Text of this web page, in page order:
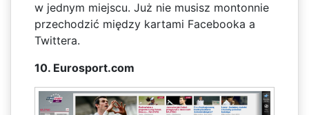
w jednym miejscu. Już nie musisz montonnie
przechodzić między kartami Facebooka a
Twittera.
10. Eurosport.com